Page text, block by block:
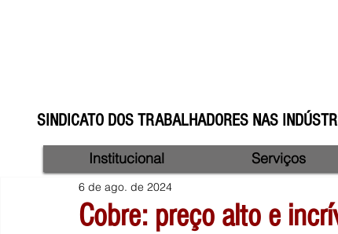
SINDICATO DOS TRABALHADORES NAS
Cobre: preço alto e
6 de ago. de 2024
Institucional Serviços